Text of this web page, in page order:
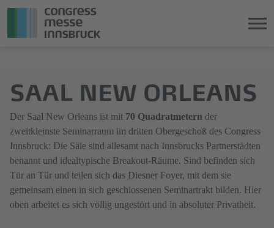
Hauptinhalt
springen
Hauptmenü
springen
SAAL NEW ORLEANS
Der Saal New Orleans ist mit 70 Quadratmetern der
zweitkleinste Seminarraum im dritten Obergeschoß des Congress
Innsbruck: Die Säle sind allesamt nach Innsbrucks Partnerstädten
benannt und idealtypische Breakout-Räume. Sind befinden sich
Tür an Tür und teilen sich das Diesner Foyer, mit dem sie
gemeinsam einen in sich geschlossenen Seminartrakt bilden. Hier
oben arbeitet es sich völlig ungestört und in absoluter Privatheit.